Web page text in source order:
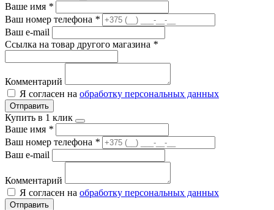
Ваше имя *
Ваш номер телефона *
Ваш e-mail
Ссылка на товар другого магазина *
Комментарий
Я согласен на обработку персональных данных
Отправить
Купить в 1 клик
Ваше имя *
Ваш номер телефона *
Ваш e-mail
Комментарий
Я согласен на обработку персональных данных
Отправить